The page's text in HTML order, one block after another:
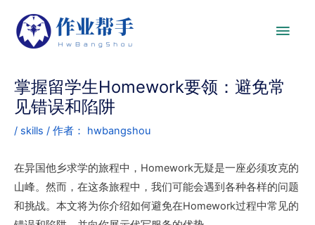
掌握留学生Homework要领：避免常
见错误和陷阱
/ skills / 作者： hwbangshou
在异国他乡求学的旅程中，Homework无疑是一座必须攻克的
山峰。然而，在这条旅程中，我们可能会遇到各种各样的问题
和挑战。本文将为你介绍如何避免在Homework过程中常见的